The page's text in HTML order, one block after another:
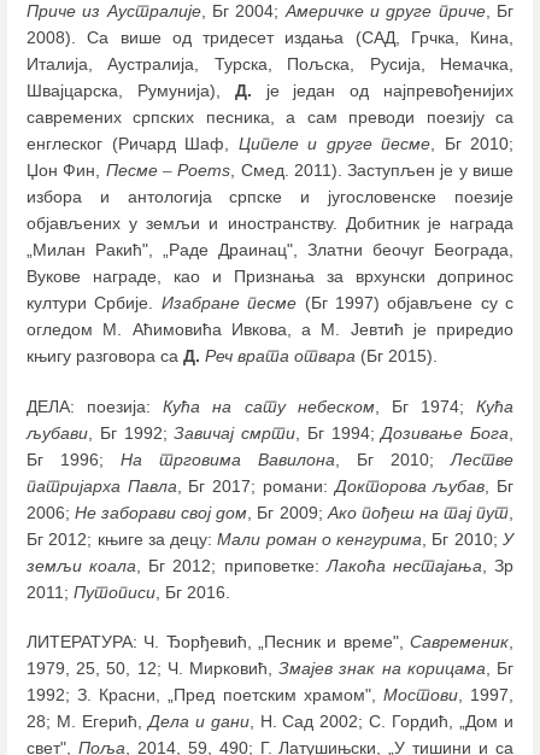
Приче из Аустралије, Бг 2004;Америчке и друге приче, Бг
2008). Са више од тридесет издања (САД, Грчка, Кина,
Италија, Аустралија, Турска, Пољска, Русија, Немачка,
Швајцарска, Румунија), Д. је један од најпревођенијих
савремених српских песника, а сам преводи поезију са
енглеског (Ричард Шаф, Ципеле и друге песме, Бг 2010;
Џон Фин, Песме –Poems, Смед. 2011). Заступљен је у више
избора и антологија српске и југословенске поезије
објављених у земљи и иностранству. Добитник је награда
„Милан Ракић", „Раде Драинац", Златни беочуг Београда,
Вукове награде, као и Признања за врхунски допринос
култури Србије. Изабране песме (Бг 1997) објављене су с
огледом М. Аћимовића Ивкова, а М. Јевтић је приредио
књигу разговора са Д. Реч врата отвара (Бг 2015).
ДЕЛА: поезија:Кућа на сату небеском, Бг 1974; Кућа
љубави , Бг 1992;Завичај смрти , Бг 1994;Дозивање Бога
Бг 1996; На трговима Вавилона , Бг 2010; Лестве
патријарха Павла , Бг 2017; романи: Докторова љубав , Бг
2006;Не заборави свој дом , Бг 2009; Ако пођеш на тај пут
Бг 2012; књиге за децу:Мали роман о кенгурима , Бг 2010;У
земљи коала , Бг 2012; приповетке: Лакоћа нестајања , Зр
2011; Путописи , Бг 2016.
ЛИТЕРАТУРА: Ч. Ђорђевић, „Песник и време", Савременик
1979, 25, 50, 12; Ч. Мирковић,Змајев знак на корицама , Бг
1992; З. Красни, „Пред поетским храмом", Мостови, 1997,
28; М. Егерић, Дела и дани, Н. Сад 2002; С. Гордић, „Дом и
свет", Поља , 2014, 59, 490; Г. Латушињски, „У тишини и са